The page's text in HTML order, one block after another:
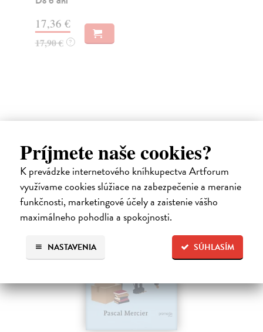
Príjmete naše cookies?
K prevádzke internetového kníhkupectva Artforum
využívame cookies slúžiace na zabezpečenie a meranie
funkčnosti, marketingové účely a zaistenie vášho
maximálneho pohodlia a spokojnosti.
SÚHLASÍM
NASTAVENIA
17,36 €
17,90 € ?
beletria
na sklade